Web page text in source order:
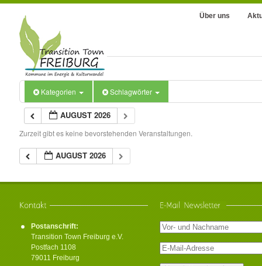
Über uns
Kategorien Schlagwörter
AUGUST 2026
Zurzeit gibt es keine bevorstehenden Veranstaltungen.
AUGUST 2026
Postanschrift:
Transition Town Freiburg e.V.
Postfach 1108
79011 Freiburg